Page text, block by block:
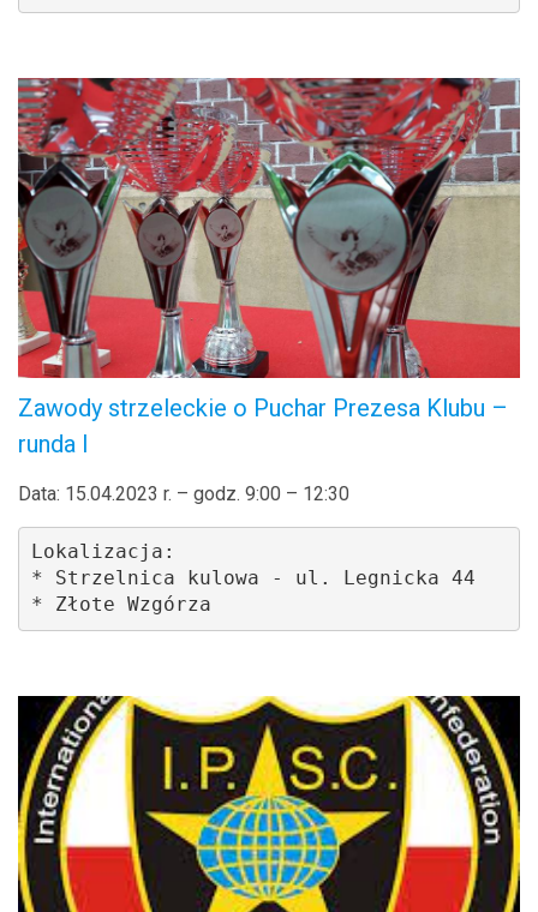
Zawody strzeleckie o Puchar Prezesa Klubu –
runda I
Data: 15.04.2023 r. – godz. 9:00 – 12:30
Lokalizacja:
* Strzelnica kulowa - ul. Legnicka 44
* Złote Wzgórza